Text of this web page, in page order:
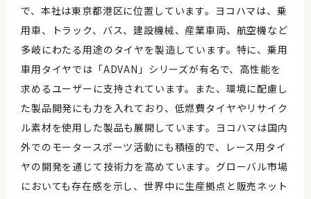
で、本社は東京都港区に位置しています。ヨコハマは、乗
用車、トラック、バス、建設機械、産業車両、航空機など
多岐にわたる用途のタイヤを製造しています。特に、乗用
車用タイヤでは「ADVAN」シリーズが有名で、高性能を
求めるユーザーに支持されています。また、環境に配慮し
た製品開発にも力を入れており、低燃費タイヤやリサイク
ル素材を使用した製品も展開しています。ヨコハマは国内
外でのモータースポーツ活動にも積極的で、レース用タイ
ヤの開発を通じて技術力を高めています。グローバル市場
においても存在感を示し、世界中に生産拠点と販売ネット